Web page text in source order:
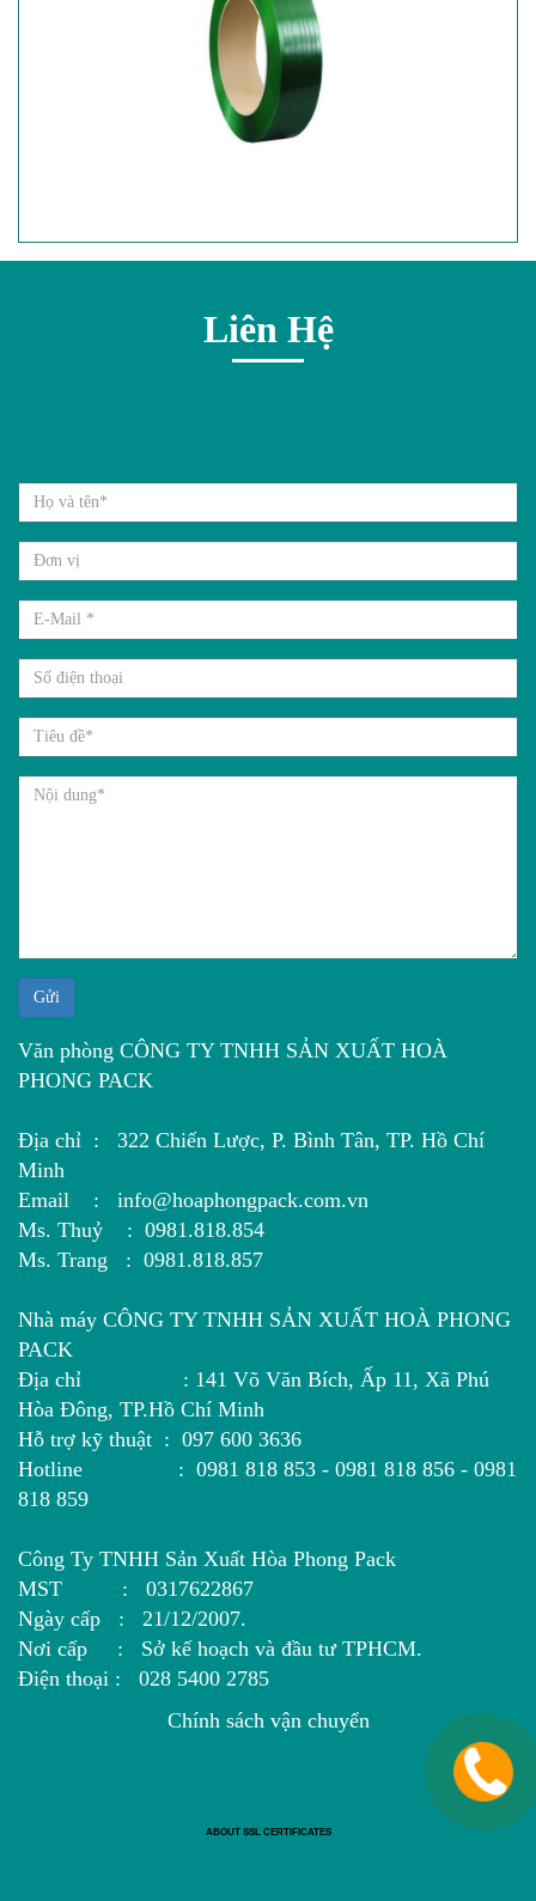
Liên Hệ
Gửi
Văn phòng CÔNG TY TNHH SẢN XUẤT HOÀ
PHONG PACK
Địa chỉ : 322 Chiến Lược, P. Bình Tân, TP. Hồ Chí
Minh
Email : info@hoaphongpack.com.vn
Ms. Thuỷ : 0981.818.854
Ms. Trang : 0981.818.857
Nhà máy CÔNG TY TNHH SẢN XUẤT HOÀ PHONG
PACK
Địa chỉ : 141 Võ Văn Bích, Ấp 11, Xã Phú
Hòa Đông, TP.Hồ Chí Minh
Hỗ trợ kỹ thuật : 097 600 3636
Hotline : 0981 818 853 - 0981 818 856 - 0981
818 859
Công Ty TNHH Sản Xuất Hòa Phong Pack
MST : 0317622867
Ngày cấp : 21/12/2007.
Nơi cấp : Sở kế hoạch và đầu tư TPHCM.
Điện thoại : 028 5400 2785
Chính sách vận chuyển
ABOUT SSL CERTIFICATES